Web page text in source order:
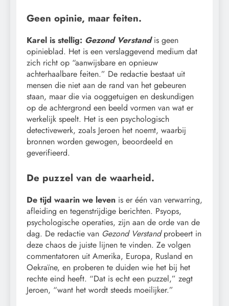
Geen opinie, maar feiten.
Karel is stellig: Gezond Verstandis geen
opinieblad. Het is een verslaggevend medium dat
zich richt op “aanwijsbare en opnieuw
achterhaalbare feiten.” De redactie bestaat uit
mensen die niet aan de rand van het gebeuren
staan, maar die via ooggetuigen en deskundigen
op de achtergrond een beeld vormen van wat er
werkelijk speelt. Het is een psychologisch
detectivewerk, zoals Jeroen het noemt, waarbij
bronnen worden gewogen, beoordeeld en
geverifieerd.
De puzzel van de waarheid.
De tijd waarin we leven is er één van verwarring,
afleiding en tegenstrijdige berichten. Psyops,
psychologische operaties, zijn aan de orde van de
dag. De redactie van Gezond Verstandprobeert in
deze chaos de juiste lijnen te vinden. Ze volgen
commentatoren uit Amerika, Europa, Rusland en
Oekraïne, en proberen te duiden wie het bij het
rechte eind heeft. “Dat is echt een puzzel,” zegt
Jeroen, “want het wordt steeds moeilijker.”